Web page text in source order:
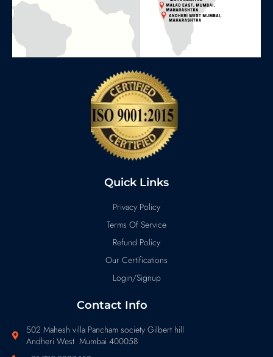
Quick Links
Privacy Policy
Terms Of Service
Refund Policy
Our Certifications
Login/Signup
Contact Info
502 Mahesh villa Pancham society Gilbert hill
Andheri West Mumbai 400058